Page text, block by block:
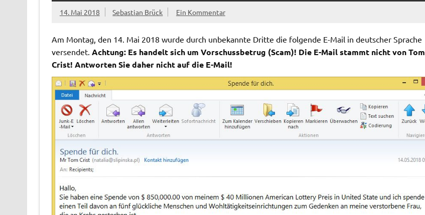
14. Mai 2018 Sebastian Brück Ein Kommentar
Am Montag, den 14. Mai 2018 wurde durch unbekannte Dritte die folgende E-Mail in deutscher Sprache
versendet. Achtung: Es handelt sich um Vorschussbetrug (Scam)! Die E-Mail stammt nicht von Tom
Crist! Antworten Sie daher nicht auf die E-Mail!